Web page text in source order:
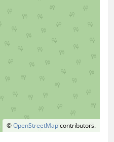
©OpenStreetMapcontributors.